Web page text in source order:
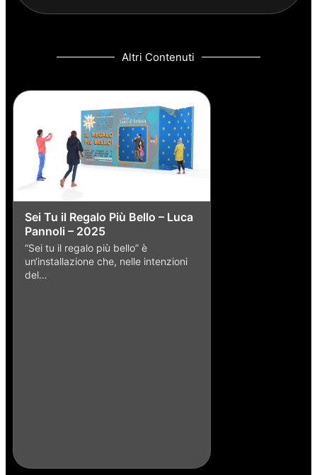
Altri Contenuti
Sei Tu il Regalo Più Bello – Luca
Pannoli – 2025
“Sei tu il regalo più bello” è
un‘installazione che, nelle intenzioni
del…